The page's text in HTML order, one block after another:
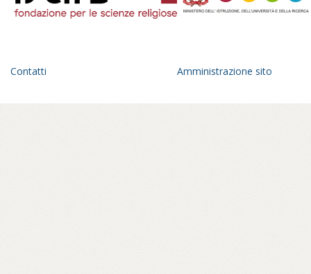
Contatti Amministrazione sito